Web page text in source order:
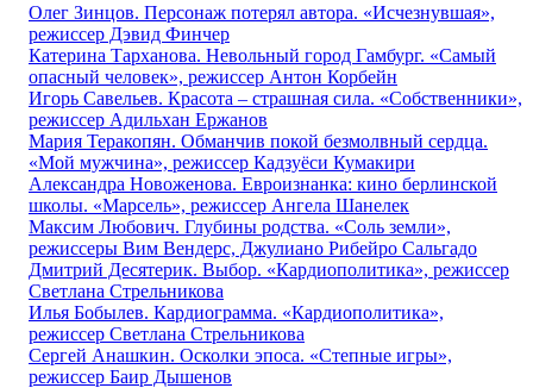
Олег Зинцов. Персонаж потерял автора. «Исчезнувшая»,
режиссер Дэвид Финчер
Катерина Тарханова. Невольный город Гамбург. «Самый
опасный человек», режиссер Антон Корбейн
Игорь Савельев. Красота – страшная сила. «Собственники»,
режиссер Адильхан Ержанов
Мария Теракопян. Обманчив покой безмолвный сердца.
«Мой мужчина», режиссер Кадзуёси Кумакири
Александра Новоженова. Евроизнанка: кино берлинской
школы. «Марсель», режиссер Ангела Шанелек
Максим Любович. Глубины родства. «Соль земли»,
режиссеры Вим Вендерс, Джулиано Рибейро Сальгадо
Дмитрий Десятерик. Выбор. «Кардиополитика», режиссер
Светлана Стрельникова
Илья Бобылев. Кардиограмма. «Кардиополитика»,
режиссер Светлана Стрельникова
Сергей Анашкин. Осколки эпоса. «Степные игры»,
режиссер Баир Дышенов